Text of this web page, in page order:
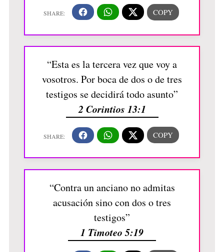
“Esta es la tercera vez que voy a
vosotros. Por boca de dos o de tres
testigos se decidirá todo asunto”
2 Corintios 13:1
“Contra un anciano no admitas
acusación sino con dos o tres
testigos”
1 Timoteo 5:19